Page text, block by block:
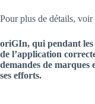
Pour plus de détails, voir
oriGIn, qui pendant les
de l’application
demandes de marques
ses efforts.